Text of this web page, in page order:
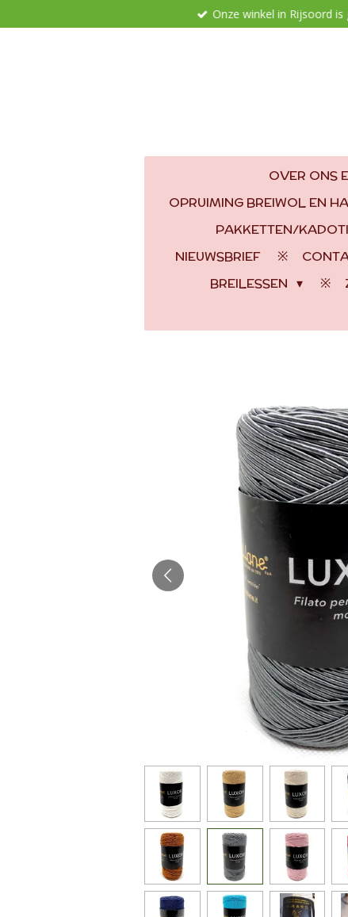
direct
Onze winkel in Rijsoord
OVER ONS
OPRUIMING BREIWOL EN
PAKKETTEN/
NIEUWSBRIEF
BREILESSEN